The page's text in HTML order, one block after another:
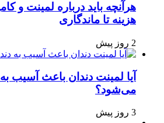
هرآنچه باید درباره لمینت و
هزینه تا ماندگاری
2 روز پیش
آیا لمینت دندان باعث آسیب
می‌شود؟
3 روز پیش